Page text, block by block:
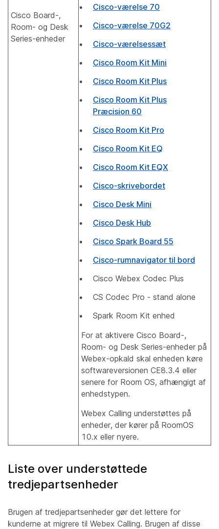
Cisco Board-,
Room- og Desk
Series-enheder
Cisco-værelse 70
Cisco-værelse 70G2
Cisco-værelsessæt
Cisco Room Kit Mini
Cisco Room Kit Plus
Cisco Room Kit Plus
Præcision 60
Cisco Room Kit Pro
Cisco Room Kit EQ
Cisco Room Kit EQX
Cisco-skrivebordet
Cisco Desk Mini
Cisco Desk Hub
Cisco Spark Board 55
Cisco-rumnavigator til bord
Cisco Webex Codec Plus
CS Codec Pro - stand alone
Spark Room Kit enhed
For at aktivere Cisco Board-,
Room- og Desk Series-enheder på
Webex-opkald skal enheden køre
softwareversionen CE8.3.4 eller
senere for Room OS, afhængigt af
enhedstypen.
Webex Calling understøttes på
enheder, der kører på RoomOS
10.x eller nyere.
Liste over understøttede
tredjepartsenheder
Brugen af tredjepartsenheder gør det lettere for
kunderne at migrere til Webex Calling. Brugen af disse